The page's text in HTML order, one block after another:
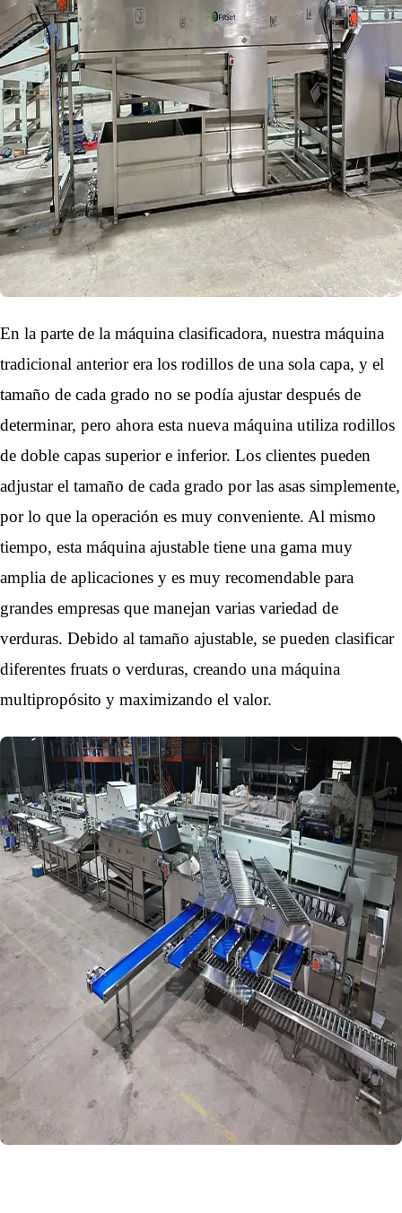
En la parte de la máquina clasificadora, nuestra máquina
tradicional anterior era los rodillos de una sola capa, y el
tamaño de cada grado no se podía ajustar después de
determinar, pero ahora esta nueva máquina utiliza rodillos
de doble capas superior e inferior. Los clientes pueden
adjustarel tamaño de cada grado por las asas simplemente,
por lo que la operación es muy conveniente. Al mismo
tiempo, esta máquina ajustable tiene una gama muy
amplia de aplicaciones y es muy recomendable para
grandes empresas que manejan varias variedad de
verduras. Debido al tamaño ajustable, se pueden clasificar
diferentes fruats o verduras, creando una máquina
multipropósito y maximizando el valor.